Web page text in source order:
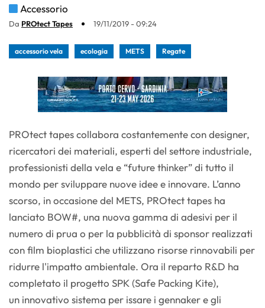
Accessorio
Da PROtect Tapes 19/11/2019 - 09:24
accessorio vela ecologia METS Regate
PROtect tapes collabora costantemente con designer,
ricercatori dei materiali, esperti del settore industriale,
professionisti della vela e “future thinker” di tutto il
mondo per sviluppare nuove idee e innovare. L’anno
scorso, in occasione del METS, PROtect tapes ha
lanciato BOW#, una nuova gamma di adesivi per il
numero di prua o per la pubblicità di sponsor realizzati
con film bioplastici che utilizzano risorse rinnovabili per
ridurre l'impatto ambientale. Ora il reparto R&D ha
completato il progetto SPK (Safe Packing Kite),
un innovativo sistema per issare i gennaker e gli